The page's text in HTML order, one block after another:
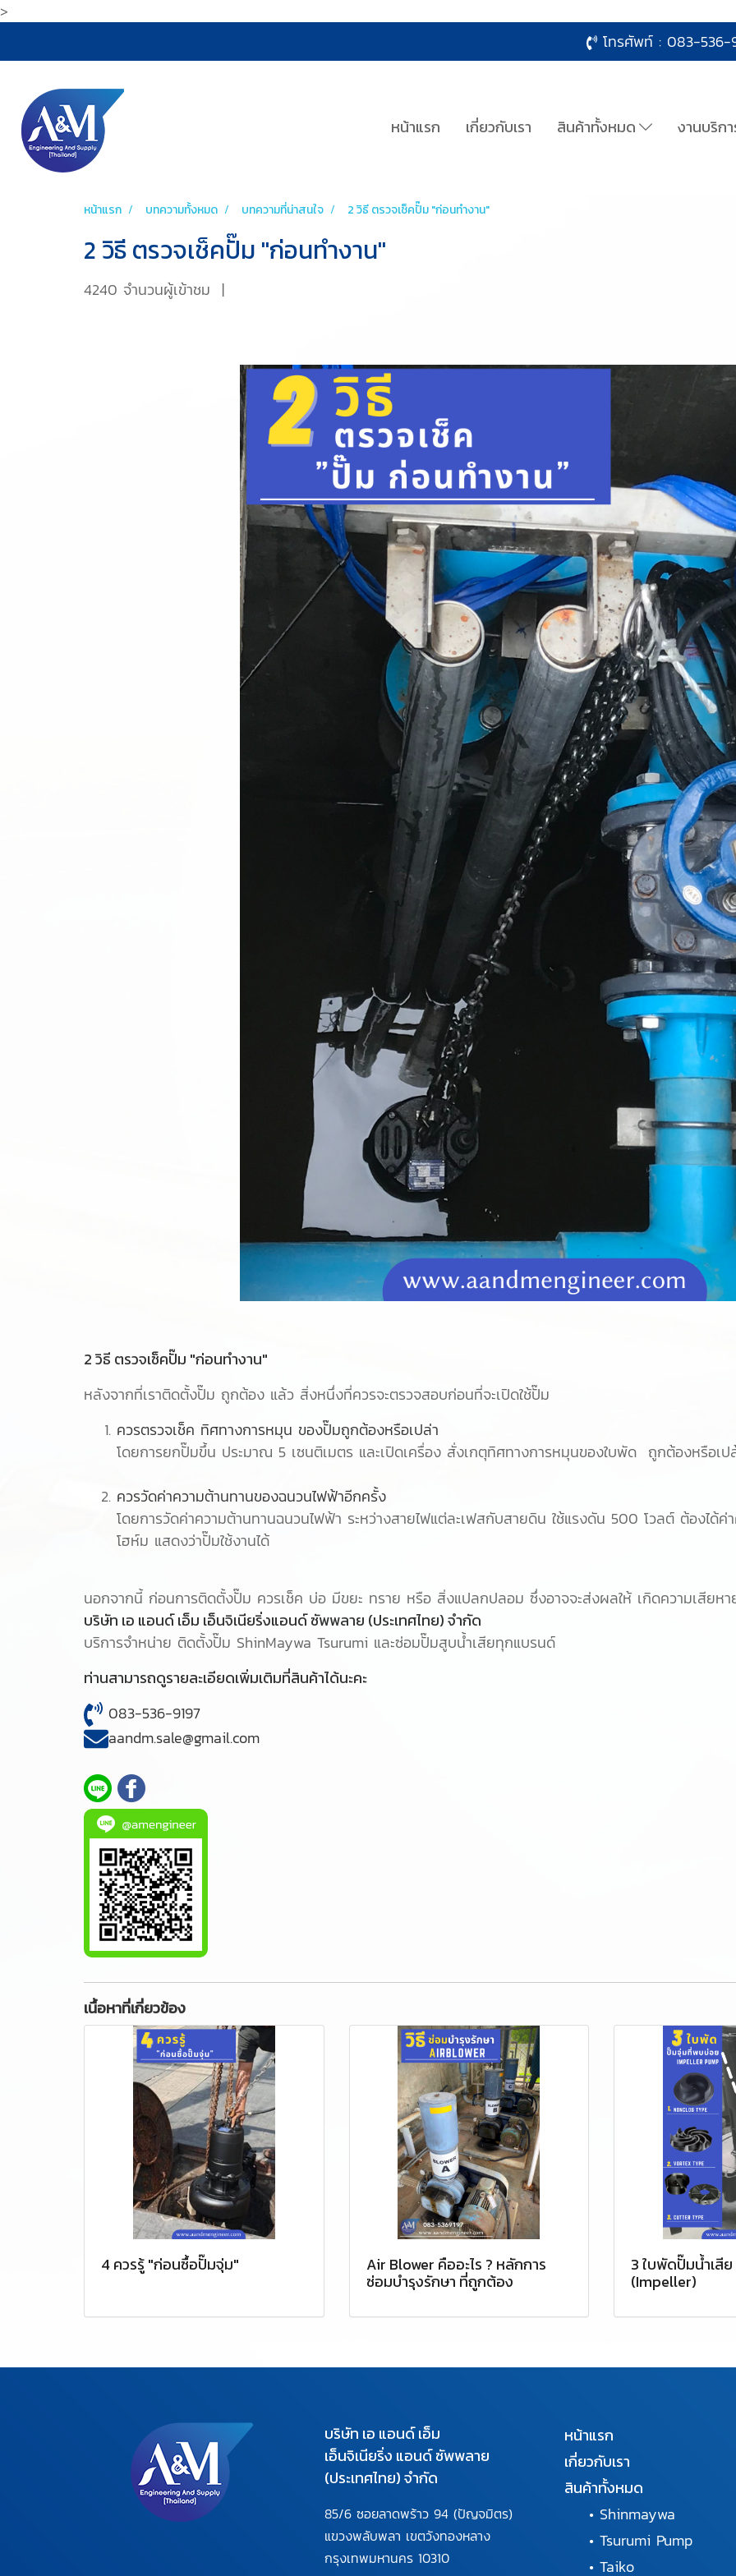
>
โทรศัพท์ : 083-536-
หน้าแรก เกี่ยวกับเรา สินค้าทั้งหมด งานบริก
หน้าแรก บทความทั้งหมด บทความที่น่าสนใจ 2 วิธี ตรวจเช็คปั๊ม "ก่อนทำงาน"
2 วิธี ตรวจเช็คปั๊ม "ก่อนทำงาน"
4240 จำนวนผู้เข้าชม |
2 วิธี ตรวจเช็คปั๊ม "ก่อนทำงาน"
หลังจากที่เราติดตั้งปั๊ม ถูกต้อง แล้ว สิ่งหนึ่งที่ควรจะตรวจสอบก่อนที่จะเปิดใช้ปั๊ม
ควรตรวจเช็ค ทิศทางการหมุน ของปั๊มถูกต้องหรือเปล่า
โดยการยกปั๊มขึ้น ประมาณ 5 เซนติเมตร และเปิดเครื่อง สั่งเกตุทิศทางการหมุนของใบพัด ถูกต้องหรือเป
ควรวัดค่าความต้านทานของฉนวนไฟฟ้าอีกครั้ง
โดยการวัดค่าความต้านทานฉนวนไฟฟ้า ระหว่างสายไฟแต่ละเฟสกับสายดิน ใช้แรงดัน 500 โวลต์ ต้องได้
โฮห์ม แสดงว่าปั๊มใช้งานได้
นอกจากนี้ ก่อนการติดตั้งปั๊ม ควรเช็ค บ่อ มีขยะ ทราย หรือ สิ่งแปลกปลอม ซึ่งอาจจะส่งผลให้ เกิดความเสียห
บริษัท เอ แอนด์ เอ็ม เอ็นจิเนียริ่งแอนด์ ซัพพลาย (ประเทศไทย) จำกัด
บริการจำหน่าย ติดตั้งปั๊ม ShinMaywa Tsurumi และซ่อมปั๊มสูบน้ำเสียทุกแบรนด์
ท่านสามารถดูรายละเอียดเพิ่มเติมที่สินค้าได้นะคะ
083-536-9197
aandm.sale@gmail.com
เนื้อหาที่เกี่ยวข้อง
4 ควรรู้ "ก่อนซื้อปั๊มจุ่ม" Air Blower คืออะไร ? หลักการ
ซ่อมบำรุงรักษา ที่ถูกต้อง
3 ใบพัดปั๊มน้ำเสี
(Impeller)
บริษัท เอ แอนด์ เอ็ม
เอ็นจิเนียริ่ง แอนด์ ซัพพลาย
(ประเทศไทย) จำกัด
85/6 ซอยลาดพร้าว 94 (ปัญจมิตร)
แขวงพลับพลา เขตวังทองหลาง
กรุงเทพมหานคร 10310
หน้าแรก
เกี่ยวกับเรา
สินค้าทั้งหมด
• Shinmaywa
• Tsurumi Pump
• Taiko